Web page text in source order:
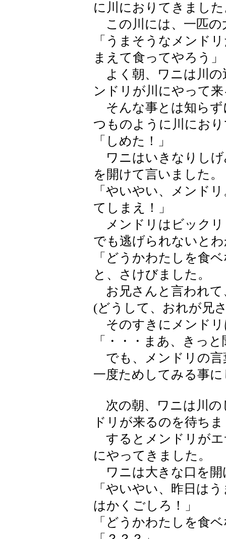
に川におりてきまし
この川には、一匹の
「うまそうなメンド
まえて食ってやろう」
よく朝、ワニは川の
ンドリが川にやって
そんな事とは知らず
つものように川にお
「しめた！」
ワニはいきなりしげ
を開けて言いました。
「やいやい、メンド
てしまえ！」
メンドリはビックリ
でも逃げられないと
「どうかわたしを食
と、さけびました。
お兄さんと言われて
(どうして、おれが兄
そのすきにメンドリ
「・・・まあ、きっ
でも、メンドリの言
一度ためしてみる事
次の朝、ワニは川の
ドリが来るのを待ち
するとメンドリがエ
にやってきました。
ワニは大きな口を開
「やいやい、昨日は
はかくごしろ！」
「どうかわたしを食